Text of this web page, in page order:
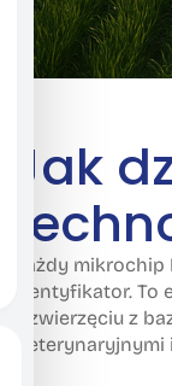
Jak
Każdy
identyfikator. To
o zwierzęciu z